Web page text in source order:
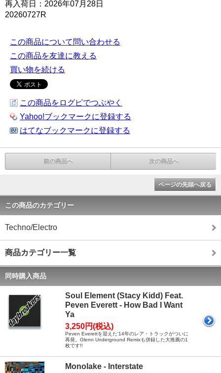
再入荷日：2026年07月28日
20260727R
この商品について問い合わせる
この商品を友達に教える
買い物を続ける
この商品をログピでつぶやく
Yahoo!ブックマークに登録する
はてなブックマークに登録する
前の商品へ 次の商品へ
ページの先頭へ戻る
この商品のカテゴリー
Techno/Electro
商品カテゴリー一覧
同時購入商品
Soul Element (Stacy Kidd) Feat.
Peven Everett - How Bad I Want
Ya
3,250円(税込)
Peven Everettを迎えた'14年のレア・トラックがついに
再発。Glenn Underground Remixも併録した大推薦の1
枚です!!
Monolake - Interstate